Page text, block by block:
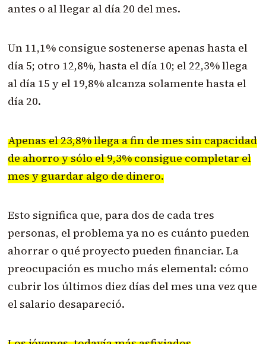
antes o al llegar al día 20 del mes.
Un 11,1% consigue sostenerse apenas hasta el
día 5; otro 12,8%, hasta el día 10; el 22,3% llega
al día 15 y el 19,8% alcanza solamente hasta el
día 20.
Apenas el 23,8% llega a fin de mes sin capacidad
de ahorro y sólo el 9,3% consigue completar el
mes y guardar algo de dinero.
Esto significa que, para dos de cada tres
personas, el problema ya no es cuánto pueden
ahorrar o qué proyecto pueden financiar. La
preocupación es mucho más elemental: cómo
cubrir los últimos diez días del mes una vez que
el salario desapareció.